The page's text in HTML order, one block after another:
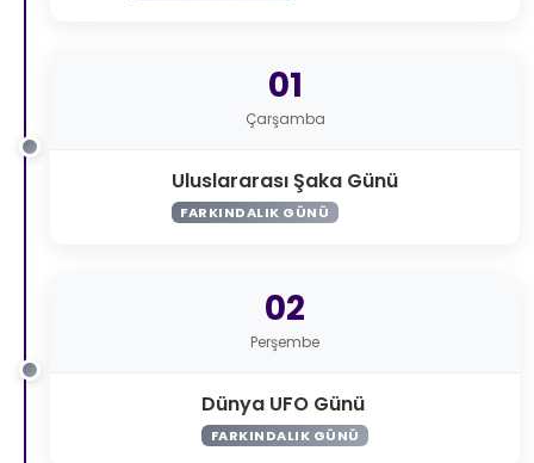
01
Çarşamba
Uluslararası Şaka Günü
FARKINDALIK GÜNÜ
02
Perşembe
Dünya UFO Günü
FARKINDALIK GÜNÜ